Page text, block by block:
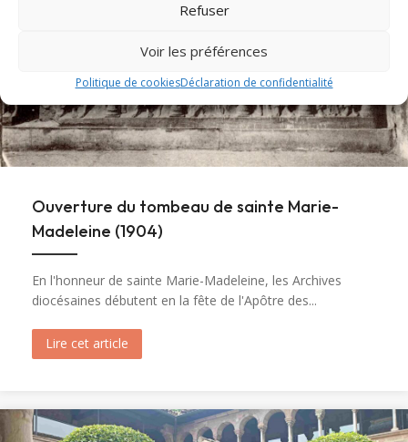
Refuser
Voir les préférences
Politique de cookiesDéclaration de confidentialité
Ouverture du tombeau de sainte Marie-
Madeleine (1904)
En l'honneur de sainte Marie-Madeleine, les Archives
diocésaines débutent en la fête de l'Apôtre des...
Lire cet article